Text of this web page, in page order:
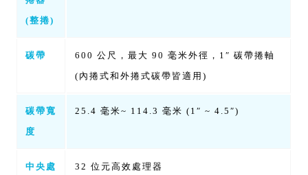
(整捲)
碳帶
600 公尺，最大 90 毫米外徑，1″ 碳帶捲軸
(內捲式和外捲式碳帶皆適用)
碳帶寬
度
25.4 毫米~ 114.3 毫米 (1″ ~ 4.5″)
中央處
32 位元高效處理器